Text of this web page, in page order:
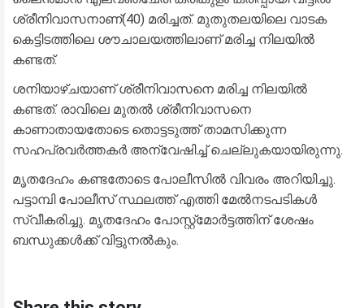
ശ്രീനിവാസനാണ്(40) മരിച്ചത്. മുതുതലയിലെ വാടക
കെട്ടിടത്തിലെ ശൗചാലയത്തിലാണ് മരിച്ച നിലയിൽ
കണ്ടത്.
ശനിയാഴ്ചയാണ് ശ്രീനിവാസനെ മരിച്ച നിലയിൽ
കണ്ടത്. രാവിലെ മുതൽ ശ്രീനിവാസനെ
കാണാതായതോടെ തൊട്ടടുത്ത് താമസിക്കുന്ന
സഹപ്രവർത്തകർ അന്വേഷിച്ച് ചെല്ലുകയായിരുന്നു.
മൃതദേഹം കണ്ടതോടെ പോലീസിൽ വിവരം അറിയിച്ചു.
പട്ടാമ്പി പോലീസ് സ്ഥലത്ത് എത്തി മേൽനടപടികൾ
സ്വീകരിച്ചു. മൃതദേഹം പോസ്റ്റ്‌മോർട്ടത്തിന് ശേഷം
ബന്ധുക്കൾക്ക് വിട്ടുനൽകും.